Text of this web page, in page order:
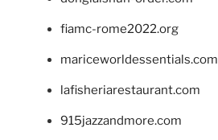
fiamc-rome2022.org
mariceworldessentials.com
lafisheriarestaurant.com
915jazzandmore.com